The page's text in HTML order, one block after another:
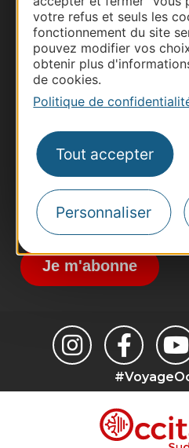
votre refus et seuls les
fonctionnement du site
pouvez modifier vos
obtenir plus
de cookies.
Politique de
Tout accepter
Personnaliser
Thermalisme
Business/Mice
Pros d'Occitanie
Site presse et d'influence
Voyagistes
Destination Sport
Inscrivez-vous à la lettre
Destination Occitanie
suggestions de séjours, de
Je m'abonne